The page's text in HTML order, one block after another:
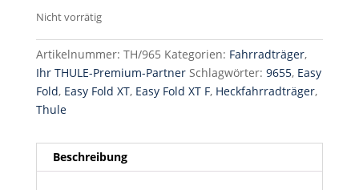
Nicht vorrätig
Artikelnummer: TH/965 Kategorien: Fahrradträger,
Ihr THULE-Premium-Partner Schlagwörter: 9655, Easy
Fold, Easy Fold XT, Easy Fold XT F, Heckfahrradträger,
Thule
Beschreibung